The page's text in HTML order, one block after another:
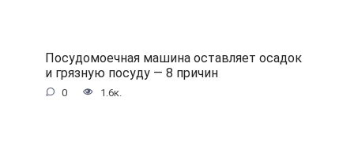
Посудомоечная машина оставляет осадок
и грязную посуду — 8 причин
0 1.6к.